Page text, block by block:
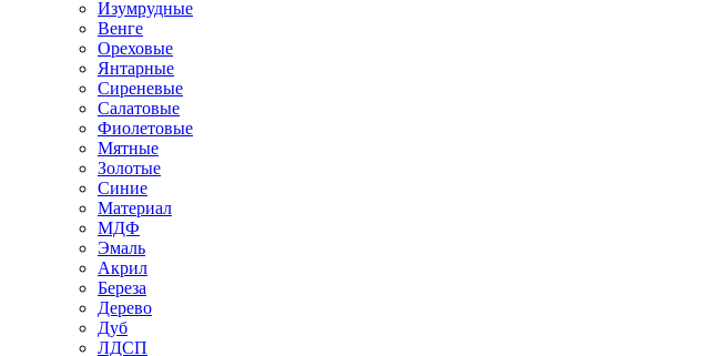
Изумрудные
Венге
Ореховые
Янтарные
Сиреневые
Салатовые
Фиолетовые
Мятные
Золотые
Синие
Материал
МДФ
Эмаль
Акрил
Береза
Дерево
Дуб
ЛДСП